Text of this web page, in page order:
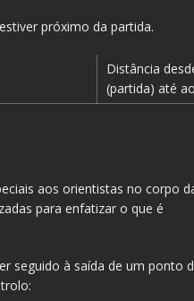
próximo da partida.
Distância
(partida) até
aos orientistas no corpo
para enfatizar o que é
seguido à saída de um ponto